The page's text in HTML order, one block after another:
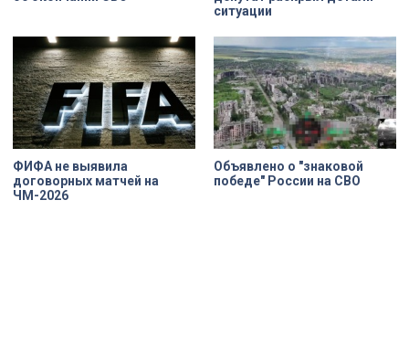
ситуации
ФИФА не выявила
договорных матчей на
ЧМ-2026
Объявлено о "знаковой
победе" России на СВО